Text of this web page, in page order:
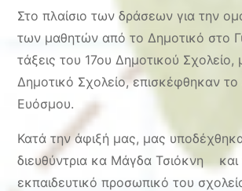
Στο πλαίσιο των δράσεων για την
των μαθητών από το Δημοτικό στο
τάξεις του 17ου Δημοτικού Σχολείο,
Δημοτικό Σχολείο, επισκέφθηκαν
Ευόσμου.
Κατά την άφιξή μας, μας
διευθύντρια κα Μάγδα Τσιόκνη και
εκπαιδευτικό προσωπικό του